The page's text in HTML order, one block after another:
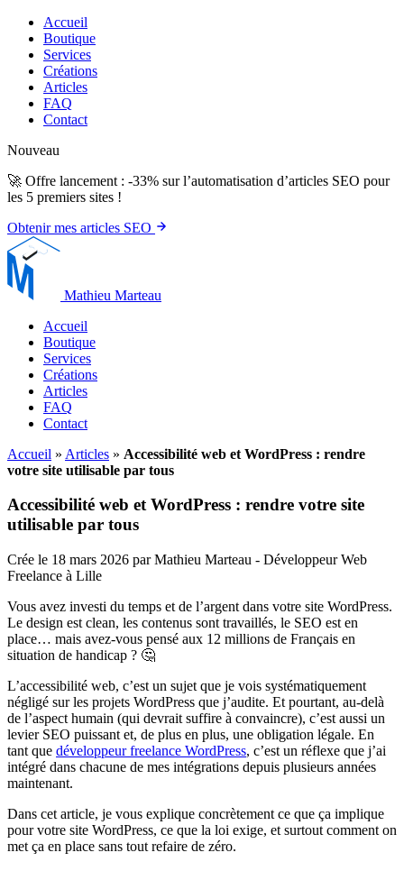
Accueil
Boutique
Services
Créations
Articles
FAQ
Contact
Nouveau
🚀 Offre lancement : -33% sur l’automatisation d’articles SEO pour
les 5 premiers sites !
Obtenir mes articles SEO
Mathieu Marteau
Accueil
Boutique
Services
Créations
Articles
FAQ
Contact
Accueil » Articles » Accessibilité web et WordPress : rendre
votre site utilisable par tous
Accessibilité web et WordPress : rendre votre site
utilisable par tous
Crée le 18 mars 2026 par Mathieu Marteau - Développeur Web
Freelance à Lille
Vous avez investi du temps et de l’argent dans votre site WordPress.
Le design est clean, les contenus sont travaillés, le SEO est en
place… mais avez-vous pensé aux 12 millions de Français en
situation de handicap ? 🤔
L’accessibilité web, c’est un sujet que je vois systématiquement
négligé sur les projets WordPress que j’audite. Et pourtant, au-delà
de l’aspect humain (qui devrait suffire à convaincre), c’est aussi un
levier SEO puissant et, de plus en plus, une obligation légale. En
tant que développeur freelance WordPress, c’est un réflexe que j’ai
intégré dans chacune de mes intégrations depuis plusieurs années
maintenant.
Dans cet article, je vous explique concrètement ce que ça implique
pour votre site WordPress, ce que la loi exige, et surtout comment on
met ça en place sans tout refaire de zéro.